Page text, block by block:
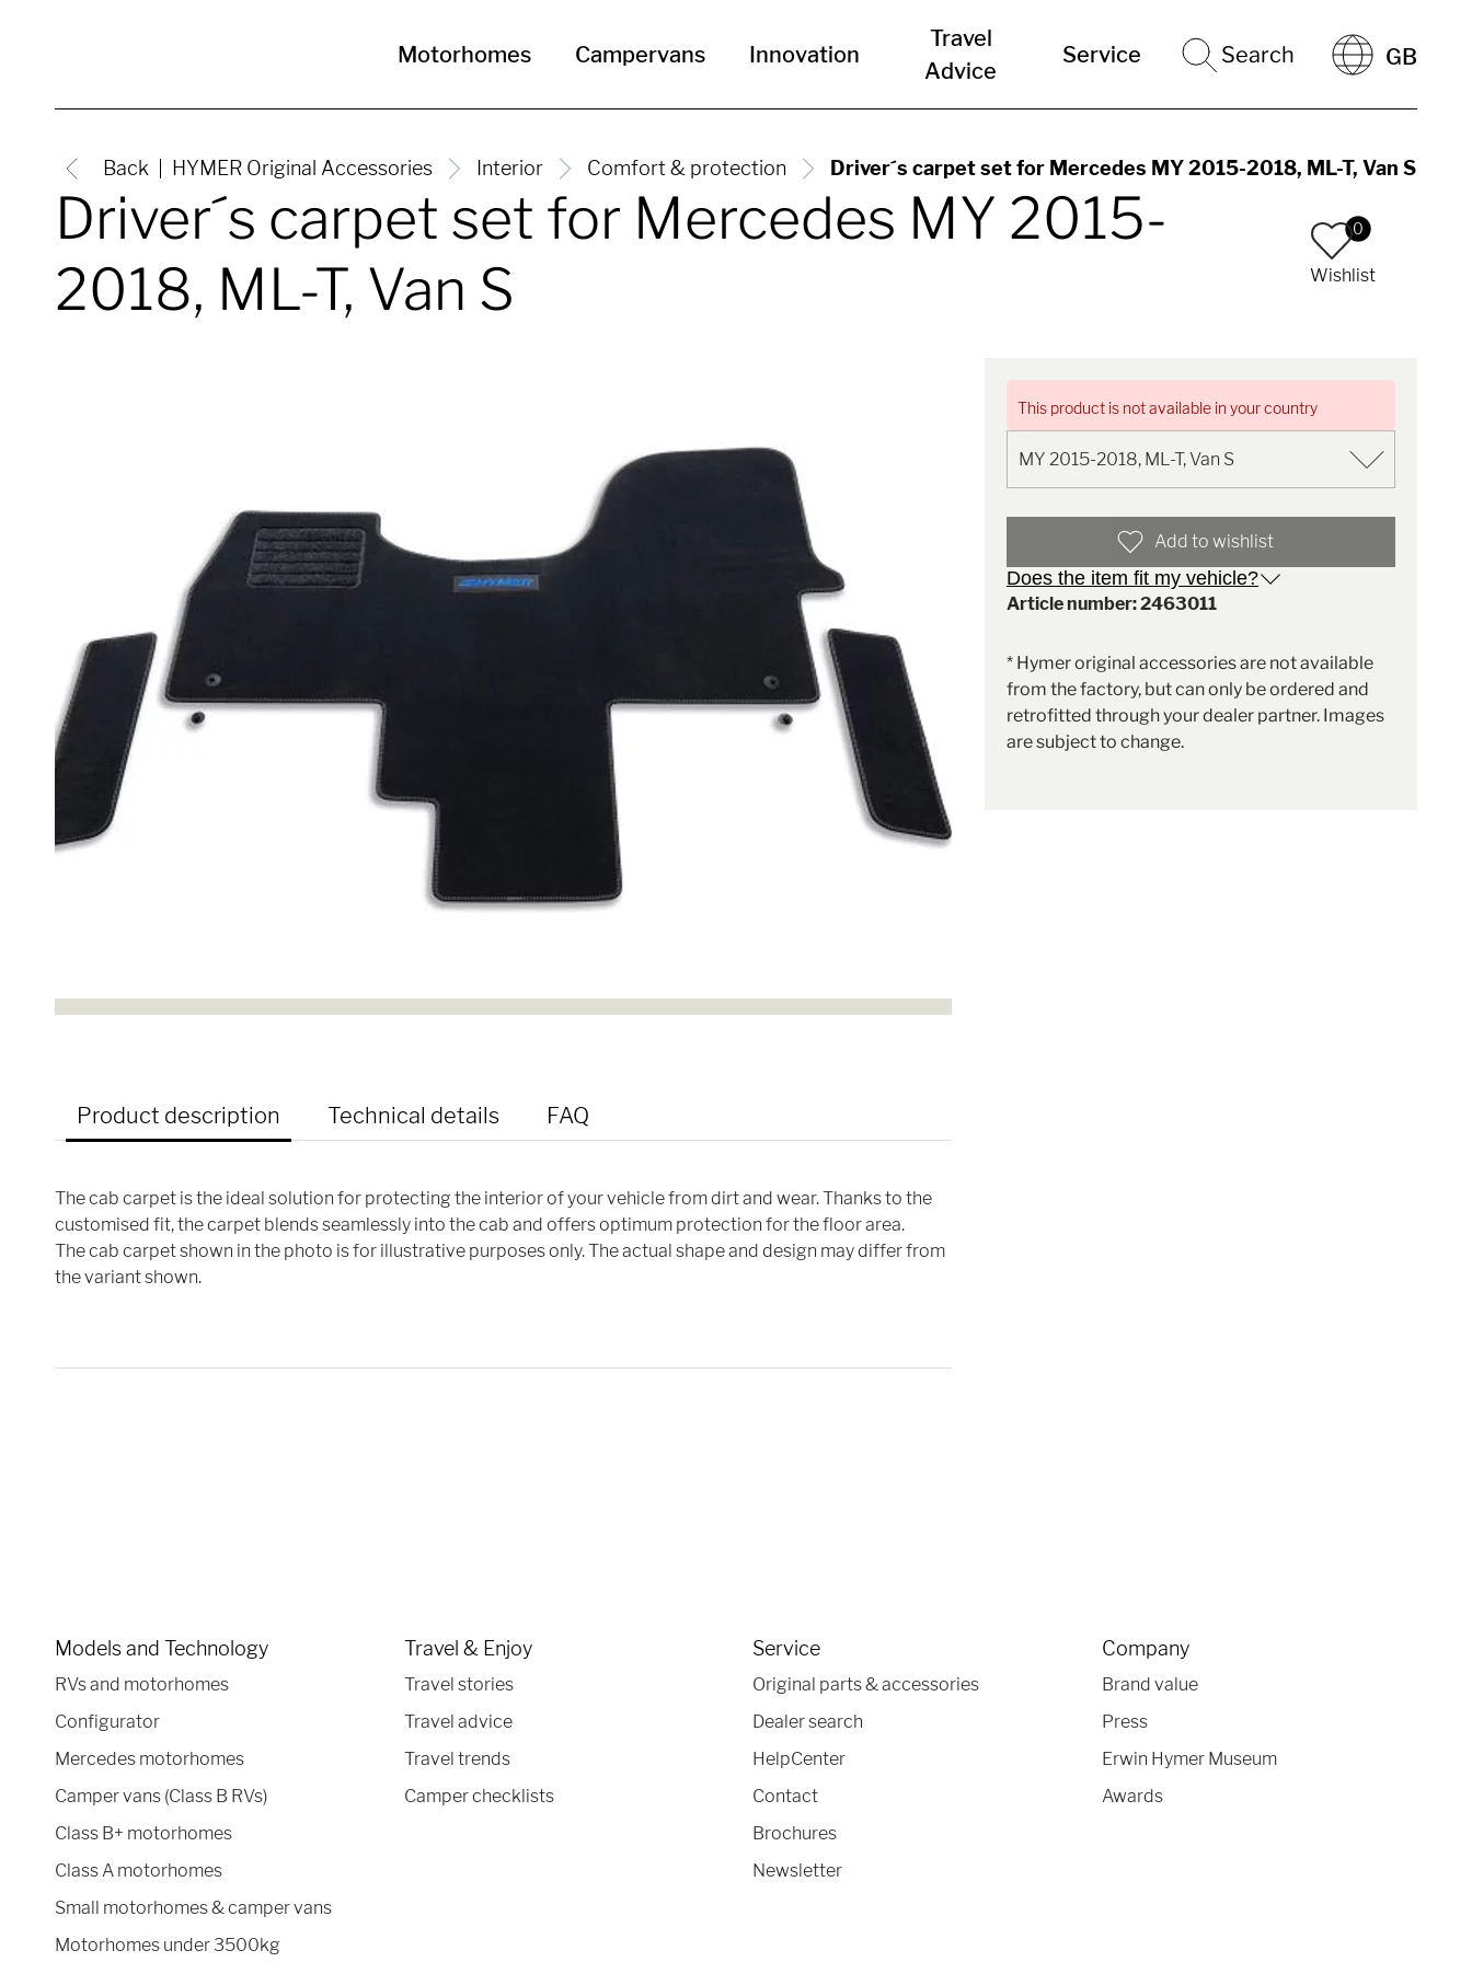
Motorhomes Campervans Innovation
Travel
Advice
Service Search GB
Back HYMER Original Accessories Interior Comfort & protection Driver´s carpet set for Mercedes MY 2015-2018, ML-T, Van S
Driver´s carpet set for Mercedes MY 2015-
2018, ML-T, Van S
0
Wishlist
Product description Technical details FAQ
The cab carpet is the ideal solution for protecting the interior of your vehicle from dirt and wear. Thanks to the
customised fit, the carpet blends seamlessly into the cab and offers optimum protection for the floor area.
The cab carpet shown in the photo is for illustrative purposes only. The actual shape and design may differ from
the variant shown.
This product is not available in your country
Add to wishlist
Does the item fit my vehicle?
Article number: 2463011
* Hymer original accessories are not available
from the factory, but can only be ordered and
retrofitted through your dealer partner. Images
are subject to change.
Models and Technology
RVs and motorhomes
Configurator
Mercedes motorhomes
Camper vans (Class B RVs)
Class B+ motorhomes
Class A motorhomes
Small motorhomes & camper vans
Motorhomes under 3500kg
Travel & Enjoy
Travel stories
Travel advice
Travel trends
Camper checklists
Service
Original parts & accessories
Dealer search
HelpCenter
Contact
Brochures
Newsletter
Company
Brand value
Press
Erwin Hymer Museum
Awards